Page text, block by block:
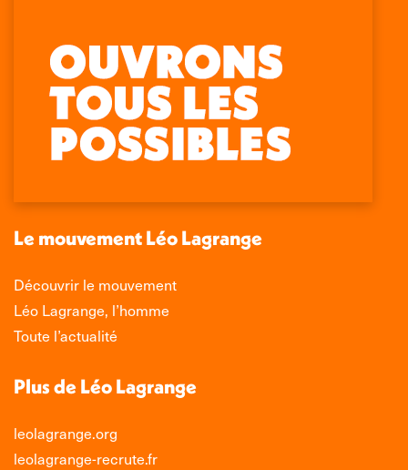
Retrouvez-nous sur :
Facebook
s'ouvre
une
fenêtre
La
page
X
s'ouvre
une
fenêtre
La
page
LinkedIn
s'ouvre
une
fenêtre
La
page
Instagram
s'ouvre
une
nouvelle
fenêtre
Le mouvement Léo Lagrange
Découvrir le mouvement
Léo Lagrange, l’homme
Toute l’actualité
Plus de Léo Lagrange
leolagrange.org
leolagrange-recrute.fr